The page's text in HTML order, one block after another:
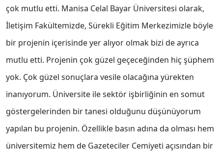
çok mutlu etti. Manisa Celal Bayar Üniversitesi olarak,
İletişim Fakültemizde, Sürekli Eğitim Merkezimizle böyle
bir projenin içerisinde yer alıyor olmak bizi de ayrıca
mutlu etti. Projenin çok güzel geçeceğinden hiç şüphem
yok. Çok güzel sonuçlara vesile olacağına yürekten
inanıyorum. Üniversite ile sektör işbirliğinin en somut
göstergelerinden bir tanesi olduğunu düşünüyorum
yapılan bu projenin. Özellikle basın adına da olması hem
üniversitemiz hem de Gazeteciler Cemiyeti açısından bir